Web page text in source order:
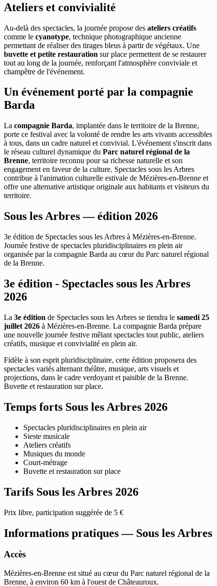
Ateliers et convivialité
Au-delà des spectacles, la journée propose des ateliers créatifs
comme le cyanotype, technique photographique ancienne
permettant de réaliser des tirages bleus à partir de végétaux. Une
buvette et petite restauration sur place permettent de se restaurer
tout au long de la journée, renforçant l'atmosphère conviviale et
champêtre de l'événement.
Un événement porté par la compagnie
Barda
La compagnie Barda, implantée dans le territoire de la Brenne,
porte ce festival avec la volonté de rendre les arts vivants accessibles
à tous, dans un cadre naturel et convivial. L'événement s'inscrit dans
le réseau culturel dynamique du Parc naturel régional de la
Brenne, territoire reconnu pour sa richesse naturelle et son
engagement en faveur de la culture. Spectacles sous les Arbres
contribue à l'animation culturelle estivale de Mézières-en-Brenne et
offre une alternative artistique originale aux habitants et visiteurs du
territoire.
Sous les Arbres — édition 2026
3e édition de Spectacles sous les Arbres à Mézières-en-Brenne.
Journée festive de spectacles pluridisciplinaires en plein air
organisée par la compagnie Barda au cœur du Parc naturel régional
de la Brenne.
3e édition - Spectacles sous les Arbres
2026
La 3e édition de Spectacles sous les Arbres se tiendra le samedi 25
juillet 2026 à Mézières-en-Brenne. La compagnie Barda prépare
une nouvelle journée festive mêlant spectacles tout public, ateliers
créatifs, musique et convivialité en plein air.
Fidèle à son esprit pluridisciplinaire, cette édition proposera des
spectacles variés alternant théâtre, musique, arts visuels et
projections, dans le cadre verdoyant et paisible de la Brenne.
Buvette et restauration sur place.
Temps forts Sous les Arbres 2026
Spectacles pluridisciplinaires en plein air
Sieste musicale
Ateliers créatifs
Musiques du monde
Court-métrage
Buvette et restauration sur place
Tarifs Sous les Arbres 2026
Prix libre, participation suggérée de 5 €
Informations pratiques — Sous les Arbres
Accès
Mézières-en-Brenne est situé au cœur du Parc naturel régional de la
Brenne, à environ 60 km à l'ouest de Châteauroux.